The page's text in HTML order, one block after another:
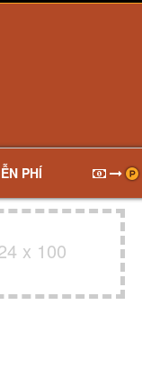
PHÍ
x 100